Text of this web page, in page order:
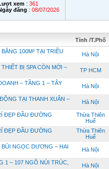
xem : 361
đăng : 08/07/2026
Tỉnh /T.Phố
100M² TẠI TRIỀU
Hà Nội
BỊ SPA CÒN MỚI –
TP HCM
– TẦNG 1 – TÂY
Hà Nội
TẠI THANH XUÂN –
Hà Nội
ĐẸP ĐẦU ĐƯỜNG
Thừa Thiên
Huế
ĐẸP ĐẦU ĐƯỜNG
Thừa Thiên
Huế
NGỌC DƯƠNG – HAI
Hà Nội
1 – 107 NGÕ NÚI TRÚC,
Hà Nội